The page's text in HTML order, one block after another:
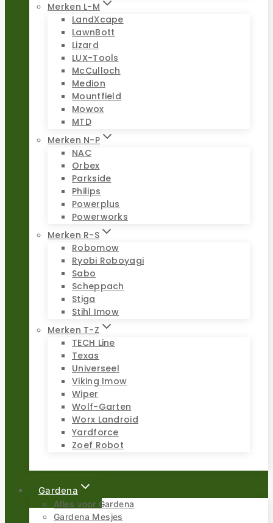
Merken L-M
LandXcape
LawnBott
Lizard
LUX-Tools
McCulloch
Medion
Mountfield
Mowox
MTD
Merken N-P
NAC
Orbex
Parkside
Philips
Powerplus
Powerworks
Merken R-S
Robomow
Ryobi Roboyagi
Sabo
Scheppach
Stiga
Stihl Imow
Merken T-Z
TECH Line
Texas
Universeel
Viking Imow
Wiper
Wolf-Garten
Worx Landroid
Yardforce
Zoef Robot
Gardena
Alles voor Gardena
Gardena Mesjes